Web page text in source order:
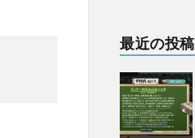
最近の投稿